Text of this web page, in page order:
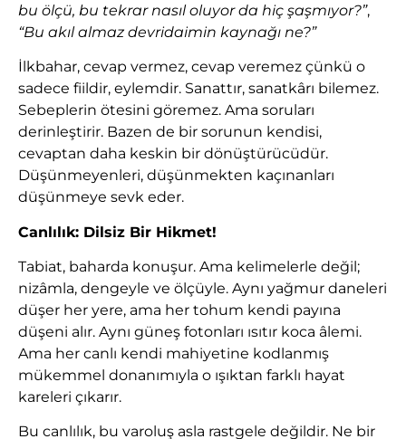
bu ölçü, bu tekrar nasıl oluyor da hiç şaşmıyor?”,
“Bu akıl almaz devridaimin kaynağı ne?”
İlkbahar, cevap vermez, cevap veremez çünkü o
sadece fiildir, eylemdir. Sanattır, sanatkârı bilemez.
Sebeplerin ötesini göremez. Ama soruları
derinleştirir. Bazen de bir sorunun kendisi,
cevaptan daha keskin bir dönüştürücüdür.
Düşünmeyenleri, düşünmekten kaçınanları
düşünmeye sevk eder.
Canlılık: Dilsiz Bir Hikmet!
Tabiat, baharda konuşur. Ama kelimelerle değil;
nizâmla, dengeyle ve ölçüyle. Aynı yağmur daneleri
düşer her yere, ama her tohum kendi payına
düşeni alır. Aynı güneş fotonları ısıtır koca âlemi.
Ama her canlı kendi mahiyetine kodlanmış
mükemmel donanımıyla o ışıktan farklı hayat
kareleri çıkarır.
Bu canlılık, bu varoluş asla rastgele değildir. Ne bir